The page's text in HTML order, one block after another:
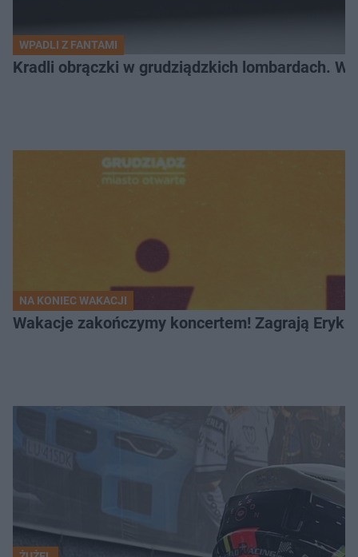
WPADLI Z FANTAMI
Kradli obrączki w grudziądzkich lombardach.
NA KONIEC WAKACJI
Wakacje zakończymy koncertem! Zagrają Eryk